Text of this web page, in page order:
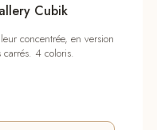
Cubik
concentrée, en version
carrés. 4 coloris.